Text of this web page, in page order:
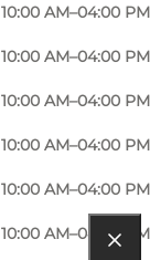
10:00 AM–04:00 PM
10:00 AM–04:00 PM
10:00 AM–04:00 PM
10:00 AM–04:00 PM
10:00 AM–04:00 PM
10:00 AM–04:00 PM